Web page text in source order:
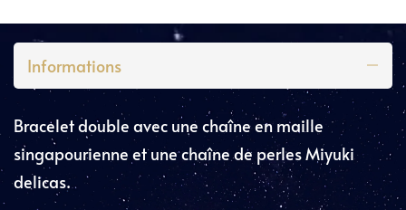
Informations
Bracelet double avec une chaîne en maille
singapourienne et une chaîne de perles Miyuki
delicas.